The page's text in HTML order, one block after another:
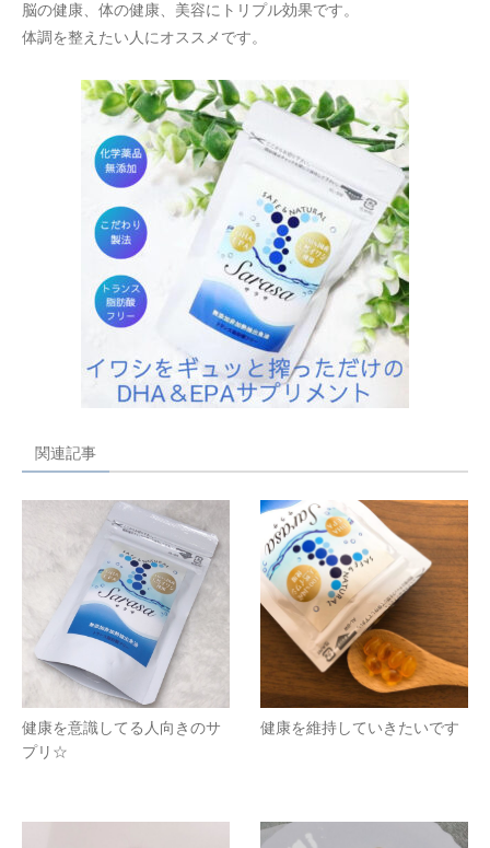
脳の健康、体の健康、美容にトリプル効果です。
体調を整えたい人にオススメです。
関連記事
健康を意識してる人向きのサ
プリ☆
健康を維持していきたいです